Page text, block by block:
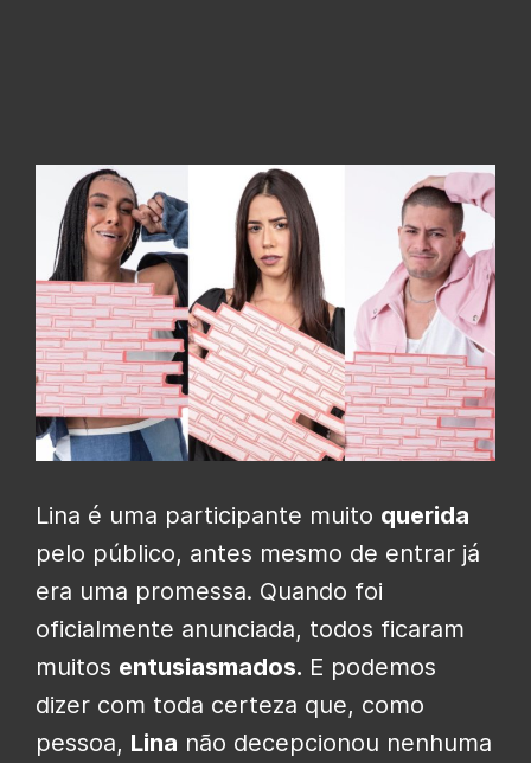
Lina é uma participante muito querida
pelo público, antes mesmo de entrar já
era uma promessa. Quando foi
oficialmente anunciada, todos ficaram
muitos entusiasmados. E podemos
dizer com toda certeza que, como
pessoa, Lina não decepcionou nenhuma